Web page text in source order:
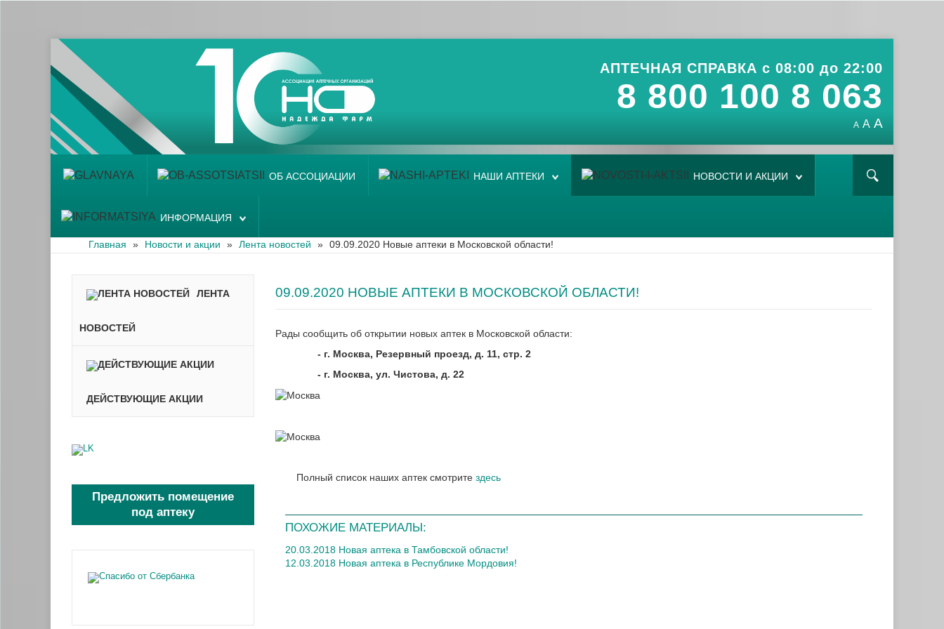
Об ассоциации
Наши аптеки
Новости и акции
Информация
АПТЕЧНАЯ СПРАВКА с 08:00 до 22:00
8 800 100 8 063
A A A
ОБ АССОЦИАЦИИ НАШИ АПТЕКИ НОВОСТИ И АКЦИИ
ИНФОРМАЦИЯ
Главная » Новости и акции » Лента новостей » 09.09.2020 Новые аптеки в Московской области!
09.09.2020 НОВЫЕ АПТЕКИ В МОСКОВСКОЙ ОБЛАСТИ!
Рады сообщить об открытии новых аптек в Московской области:
- г. Москва, Резервный проезд, д. 11, стр. 2
- г. Москва, ул. Чистова, д. 22
Полный список наших аптек смотрите здесь
ПОХОЖИЕ МАТЕРИАЛЫ:
20.03.2018 Новая аптека в Тамбовской области!
12.03.2018 Новая аптека в Республике Мордовия!
ЛЕНТА
НОВОСТЕЙ
ДЕЙСТВУЮЩИЕ АКЦИИ
Предложить помещение
под аптеку